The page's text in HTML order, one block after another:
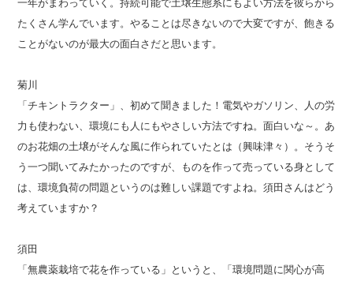
たくさん学んでいます。やることは尽きないので大変ですが、飽きる
ことがないのが最大の面白さだと思います。
菊川
「チキントラクター」、初めて聞きました！電気やガソリン、人の労
力も使わない、環境にも人にもやさしい方法ですね。面白いな～。あ
のお花畑の土壌がそんな風に作られていたとは（興味津々）。そうそ
う一つ聞いてみたかったのですが、ものを作って売っている身として
は、環境負荷の問題というのは難しい課題ですよね。須田さんはどう
考えていますか？
須田
「無農薬栽培で花を作っている」というと、「環境問題に関心が高